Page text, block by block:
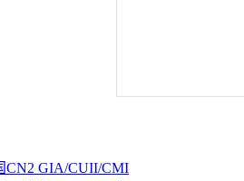
CN2 GIA/CUII/CMI